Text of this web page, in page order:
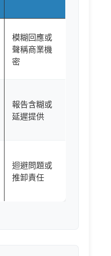
模糊回應或
聲稱商業機
密
報告含糊或
延遲提供
迴避問題或
推卸責任